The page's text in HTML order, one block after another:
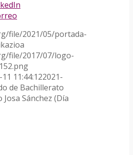
file/2021/05/portada-
file/2017/07/logo-
11:44:122021-
de Bachillerato
Sánchez (Día